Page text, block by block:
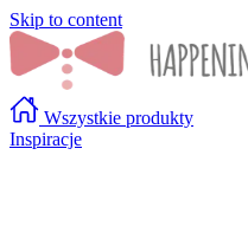
Skip to content
Wszystkie produkty
Inspiracje